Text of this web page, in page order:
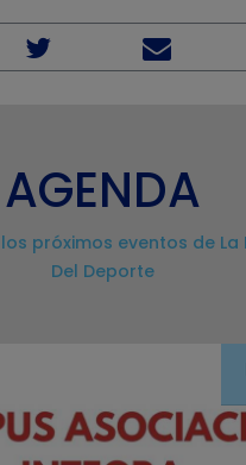
AGENDA
próximos eventos de La
Del Deporte